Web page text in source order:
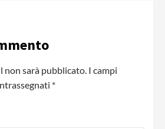
non sarà pubblicato. I campi
*